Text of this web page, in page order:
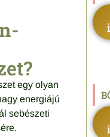
egy olyan
energiájú
sebészeti